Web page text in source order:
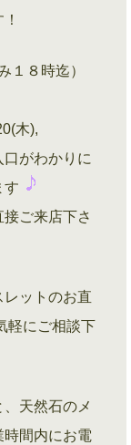
８時迄）
木),
がわかりに
す
ご来店下さ
ットのお直
軽にご相談下
天然石のメ
時間内にお電